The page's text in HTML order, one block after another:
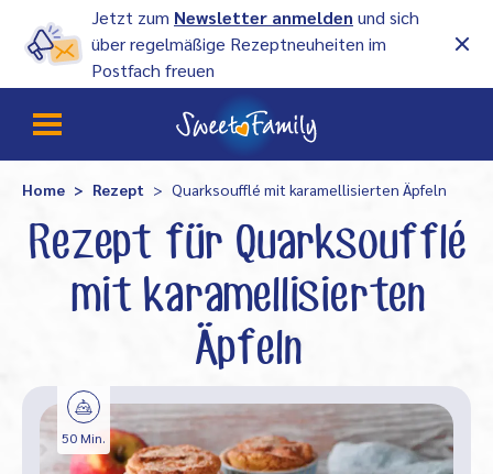
Jetzt zum Newsletter anmelden und sich
über regelmäßige Rezeptneuheiten im
Postfach freuen
Home Rezept Quarksoufflé mit karamellisierten Äpfeln
Rezept für Quarksoufflé
mit karamellisierten
Äpfeln
50 Min.